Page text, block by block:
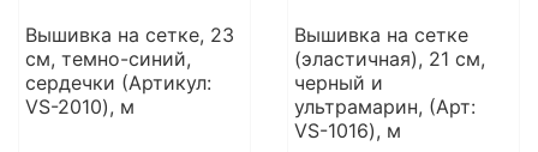
Вышивка на сетке, 23
см, темно-синий,
сердечки (Артикул:
VS-2010), м
Вышивка на сетке
(эластичная), 21 см,
черный и
ультрамарин, (Арт:
VS-1016), м